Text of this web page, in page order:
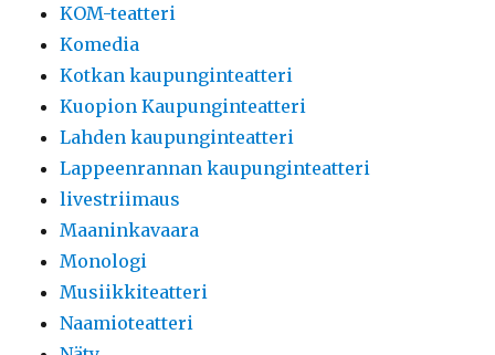
KOM-teatteri
Komedia
Kotkan kaupunginteatteri
Kuopion Kaupunginteatteri
Lahden kaupunginteatteri
Lappeenrannan kaupunginteatteri
livestriimaus
Maaninkavaara
Monologi
Musiikkiteatteri
Naamioteatteri